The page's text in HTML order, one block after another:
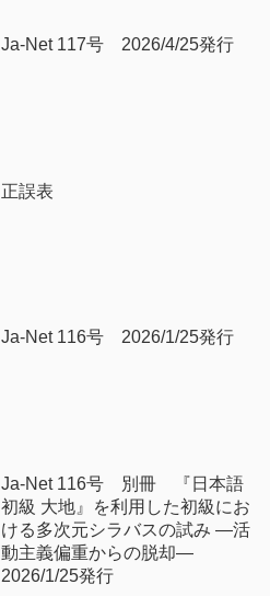
Ja-Net 117号 2026/4/25発行
正誤表
Ja-Net 116号 2026/1/25発行
Ja-Net 116号 別冊 『日本語
初級 大地』を利用した初級にお
ける多次元シラバスの試み —活
動主義偏重からの脱却—
2026/1/25発行